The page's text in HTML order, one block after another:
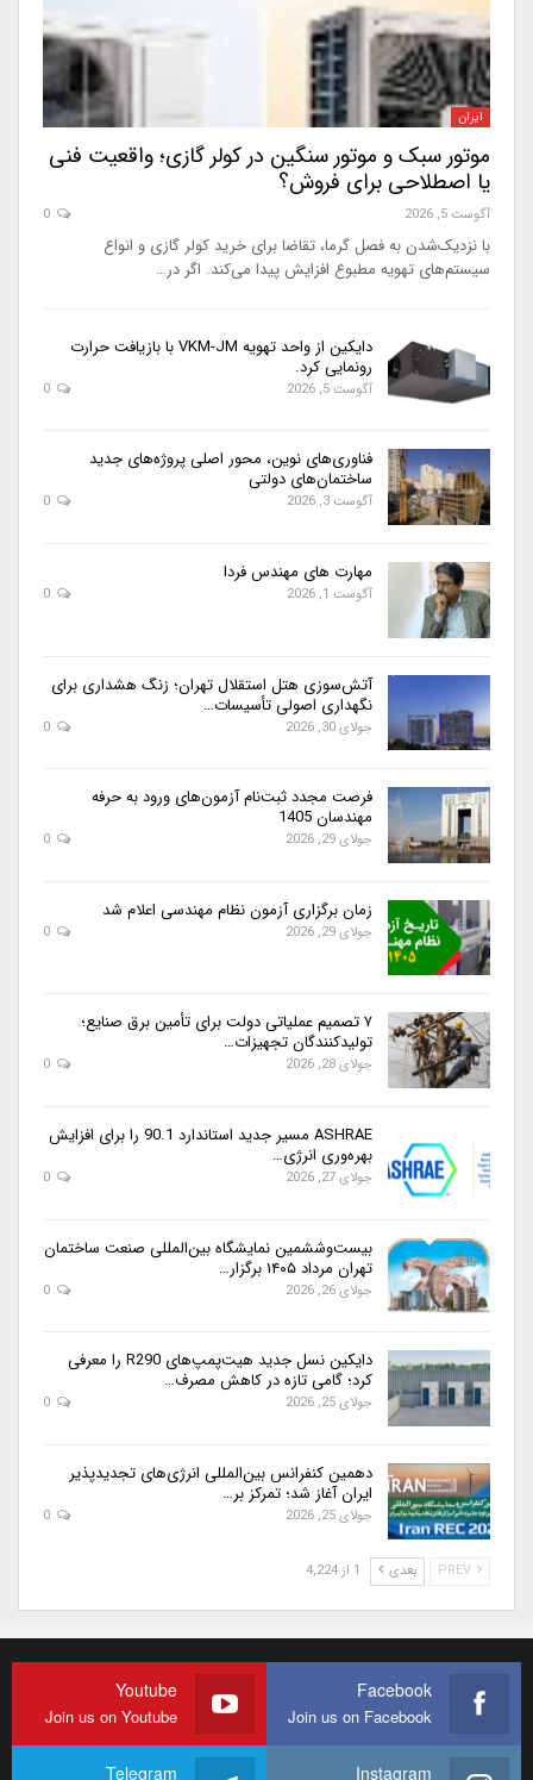
ایران
موتور سبک و موتور سنگین در کولر گازی؛ واقعیت فنی
یا اصطلاحی برای فروش؟
آگوست 5, 2026
با نزدیک‌شدن به فصل گرما، تقاضا برای خرید کولر گازی و انواع
سیستم‌های تهویه مطبوع افزایش پیدا می‌کند. اگر در…
دایکین از واحد تهویه VKM-JM با بازیافت حرارت
رونمایی کرد.
آگوست 5, 2026
فناوری‌های نوین، محور اصلی پروژه‌های جدید
ساختمان‌های دولتی
آگوست 3, 2026
مهارت های مهندس فردا
آگوست 1, 2026
آتش‌سوزی هتل استقلال تهران؛ زنگ هشداری برای
نگهداری اصولی تأسیسات…
جولای 30, 2026
فرصت مجدد ثبت‌نام آزمون‌های ورود به حرفه
مهندسان 1405
جولای 29, 2026
زمان برگزاری آزمون نظام مهندسی اعلام شد
جولای 29, 2026
۷ تصمیم عملیاتی دولت برای تأمین برق صنایع؛
تولیدکنندگان تجهیزات…
جولای 28, 2026
ASHRAE مسیر جدید استاندارد 90.1 را برای افزایش
بهره‌وری انرژی…
جولای 27, 2026
بیست‌وششمین نمایشگاه بین‌المللی صنعت ساختمان
تهران مرداد ۱۴۰۵ برگزار…
جولای 26, 2026
دایکین نسل جدید هیت‌پمپ‌های R290 را معرفی
کرد؛ گامی تازه در کاهش مصرف…
جولای 25, 2026
دهمین کنفرانس بین‌المللی انرژی‌های تجدیدپذیر
ایران آغاز شد؛ تمرکز بر…
جولای 25, 2026
بعدی 1 از 4,224
Facebook
Join us on Facebook
Youtube
Join us on Youtube
Instagram
Telegram